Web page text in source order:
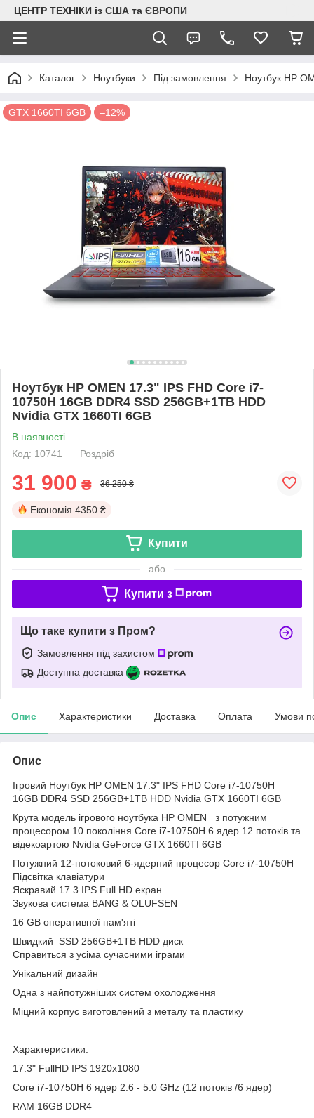
ЦЕНТР ТЕХНІКИ із США та ЄВРОПИ
Каталог Ноутбуки Під замовлення Ноутбук HP
GTX 1660TI 6GB –12%
Ноутбук HP OMEN 17.3" IPS FHD Core i7-
10750H 16GB DDR4 SSD 256GB+1TB HDD
Nvidia GTX 1660TI 6GB
В наявності
Код: 10741
Роздріб
31 900 ₴ 36 250 ₴
Економія 4350 ₴
Купити
або
Купити з
Що таке купити з Пром?
Замовлення під захистом
Доступна доставка
Опис Характеристики Доставка Оплата Умови
Опис
Ігровий Ноутбук HP OMEN 17.3" IPS FHD Core i7-10750H
16GB DDR4 SSD 256GB+1TB HDD Nvidia GTX 1660TI 6GB
Крута модель ігрового ноутбука HP OMEN з потужним
процесором 10 покоління Core i7-10750H 6 ядер 12 потоків та
відекоартою Nvidia GeForce GTX 1660TI 6GB
Потужний 12-потоковий 6-ядерний процесор Core i7-10750H
Підсвітка клавіатури
Яскравий 17.3 IPS Full HD екран
Звукова система BANG & OLUFSEN
16 GB оперативної пам'яті
Швидкий SSD 256GB+1TB HDD диск
Cправиться з усіма сучасними іграми
Унікальний дизайн
Одна з найпотужніших систем охолодження
Міцний корпус виготовлений з металу та пластику
Характеристики:
17.3" FullHD IPS 1920x1080
Core i7-10750H 6 ядер 2.6 - 5.0 GHz (12 потоків /6 ядер)
RAM 16GB DDR4